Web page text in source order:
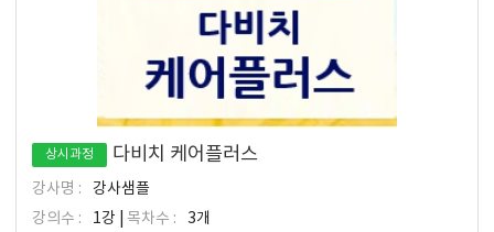
상시과정 다비치 케어플러스
강사명 :
강사샘플
강의수 :
1강 | 목차수 :
3개